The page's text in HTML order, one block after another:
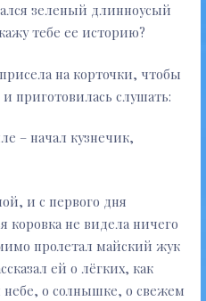
зеленый длинноусый
тебе ее историю?
на корточки, чтобы
приготовилась слушать:
– начал кузнечик,
и с первого дня
коровка не видела ничего
пролетал майский жук
ей о лёгких, как
о солнышке, о свежем